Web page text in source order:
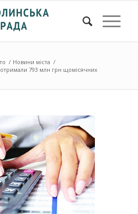
/ Новини міста /
отримали 793 млн грн щомісячних